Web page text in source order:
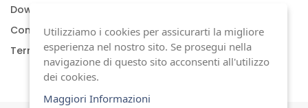
Download documenti
Condizioni generali
Termini di garanzia
Utilizziamo i cookies per assicurarti la migliore
esperienza nel nostro sito. Se prosegui nella
navigazione di questo sito acconsenti all'utilizzo
dei cookies.
Maggiori Informazioni